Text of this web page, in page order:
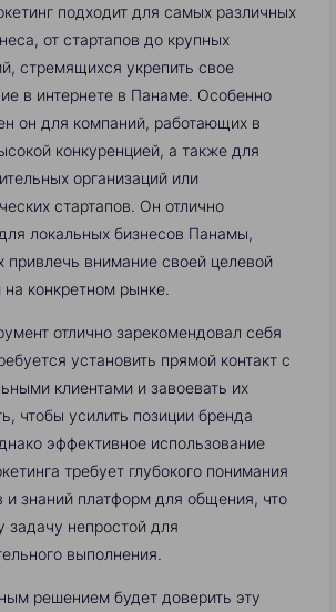
подходит для самых различных
от стартапов до крупных
стремящихся укрепить свое
в интернете в Панаме. Особенно
он для компаний, работающих в
конкуренцией, а также для
организаций или
стартапов. Он отлично
локальных бизнесов Панамы,
внимание своей целевой
на конкретном рынке.
отлично зарекомендовал себя
установить прямой контакт с
клиентами и завоевать их
чтобы усилить позиции бренда
эффективное использование
требует глубокого понимания
и знаний платформ для общения, что
задачу непростой для
выполнения.
решением будет доверить эту